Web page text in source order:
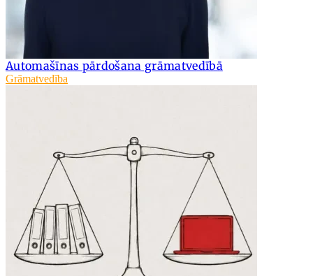
Automašīnas pārdošana grāmatvedībā
Grāmatvedība